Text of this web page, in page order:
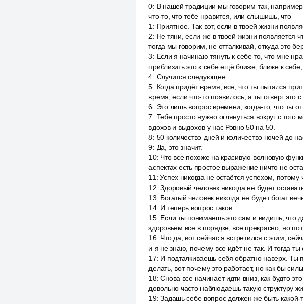
0: В нашей традиции мы говорим так,
что-то, что тебе нравится, или слышишь, что
1 : Приятное. Так вот, если в твоей жизни
2: Не тяни, если же в твоей жизни появляется
тогда мы говорим, не отталкивай, откуда это
3: Если я начинаю тянуть к себе то, что мне
приблизить это к себе ещё ближе, ближе к
4: Случится следующее.
5: Когда придёт время, все, что ты пытался
время, если что-то появилось, а ты отверг это
6: Это лишь вопрос времени, когда-то, что ты
7: Тебе просто нужно оглянуться вокруг с
вдохов и выдохов у нас Ровно 50 на 50.
8: 50 количество дней и количество ночей до
9: Да, это значит.
10: Что все похоже на красивую волновую
аспектах есть простое выражение ничто не
11 :Успех никогда не остаётся успехом, потому
12:Здоровый человек никогда не будет
13: Богатый человек никогда не будет богат
14: И теперь вопрос таков.
15: Если ты понимаешь это сам и видишь, что
здоровьем все в порядке, все прекрасно, но
16: Что да, вот сейчас я встретился с этим,
и я не знаю, почему все идёт не так. И тогда
17: И подталкиваешь себя обратно наверх. Ты
делать, вот почему это работает, но как бы
18:Снова все начинает идти вниз, как будто
довольно часто наблюдаешь такую структуру
19:Задашь себе вопрос должен же быть какой-